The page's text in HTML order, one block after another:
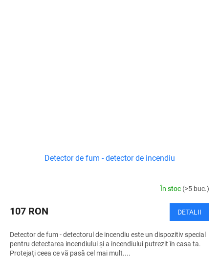
Detector de fum - detector de incendiu
În stoc (>5 buc.)
107 RON DETALII
Detector de fum - detectorul de incendiu este un dispozitiv special
pentru detectarea incendiului și a incendiului putrezit în casa ta.
Protejați ceea ce vă pasă cel mai mult....